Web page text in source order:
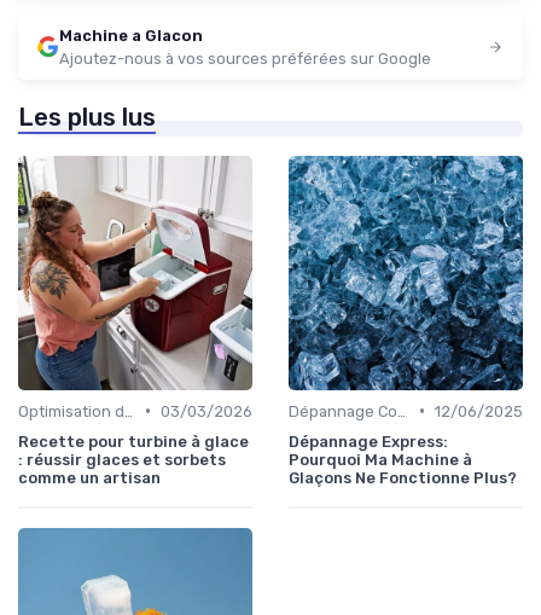
Machine a Glacon
Ajoutez-nous à vos sources préférées sur Google
Les plus lus
• 03/03/2026
Recette pour turbine à glace
: réussir glaces et sorbets
comme un artisan
• 12/06/2025
Dépannage Express:
Pourquoi Ma Machine à
Glaçons Ne Fonctionne Plus?